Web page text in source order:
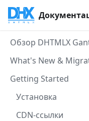
Обзор DHTMLX
What's New &
Getting Started
Установка
CDN-ссылки